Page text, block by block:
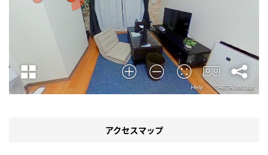
アクセスマップ